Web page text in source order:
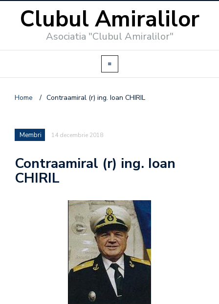
Clubul Amiralilor
Asociatia "Clubul Amiralilor"
Home / Contraamiral (r) ing. Ioan CHIRIL
Membri 14 decembrie 2018
Contraamiral (r) ing. Ioan
CHIRIL